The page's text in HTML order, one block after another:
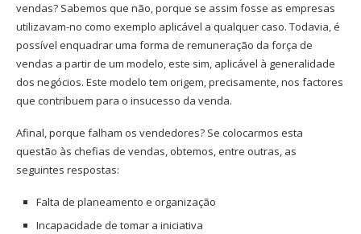
vendas? Sabemos que não, porque se assim fosse as empresas
utilizavam-no como exemplo aplicável a qualquer caso. Todavia, é
possível enquadrar uma forma de remuneração da força de
vendas a partir de um modelo, este sim, aplicável à generalidade
dos negócios. Este modelo tem origem, precisamente, nos factores
que contribuem para o insucesso da venda.
Afinal, porque falham os vendedores? Se colocarmos esta
questão às chefias de vendas, obtemos, entre outras, as
seguintes respostas:
Falta de planeamento e organização
Incapacidade de tomar a iniciativa